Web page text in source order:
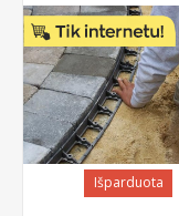
Išparduota